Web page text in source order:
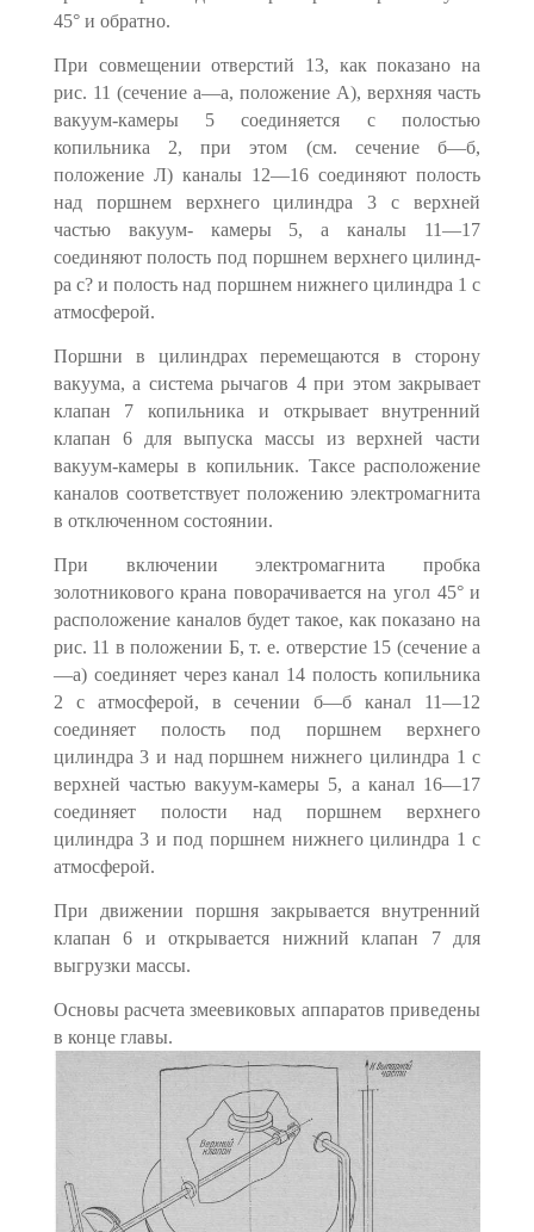
45° и обратно.
При совмещении отверстий 13, как показано на
рис. 11 (сечение а—а, положение А), верхняя часть
вакуум-камеры 5 соединяется с полостью
копильника 2, при этом (см. сечение б—б,
положение Л) каналы 12—16 сое­диняют полость
над поршнем верхнего цилиндра 3 с верхней
частью вакуум- камеры 5, а каналы 11—17
соединяют полость под поршнем верхнего цилинд­
ра с? и полость над поршнем нижнего цилиндра 1 с
атмосферой.
Поршни в цилиндрах перемещаются в сторону
вакуума, а система ры­чагов 4 при этом закрывает
клапан 7 копильника и открывает внутренний
клапан 6 для выпуска массы из верхней части
вакуум-камеры в копильник. Таксе расположение
каналов соответствует положению электромагнита
в отключенном состоянии.
При включении электромагнита пробка
золотникового крана поворачи­вается на угол 45° и
расположение каналов будет такое, как показано на
рис. 11 в положении Б, т. е. отверстие 15 (сечение а
—а) соединяет через канал 14 полость копильника
2 с атмосферой, в сечении б—б канал 11—12
соединяет полость под поршнем верхнего
цилиндра 3 и над поршнем ниж­него цилиндра 1 с
верхней частью вакуум-камеры 5, а канал 16—17
соединя­ет полости над поршнем верхнего
цилиндра 3 и под поршнем нижнего ци­линдра 1 с
атмосферой.
При движении поршня закрывается внутренний
клапан 6 и открыва­ется нижний клапан 7 для
выгрузки массы.
Основы расчета змеевиковых аппаратов приведены
в конце главы.